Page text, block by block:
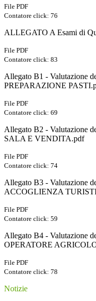
File PDF
Contatore click: 76
ALLEGATO A Esami di
File PDF
Contatore click: 83
Allegato B1 - Valutazione
PREPARAZIONE
File PDF
Contatore click: 69
Allegato B2 - Valutazione
SALA E VENDITA.pdf
File PDF
Contatore click: 74
Allegato B3 - Valutazione
ACCOGLIENZA
File PDF
Contatore click: 59
Allegato B4 - Valutazione
OPERATORE
File PDF
Contatore click: 78
Notizie